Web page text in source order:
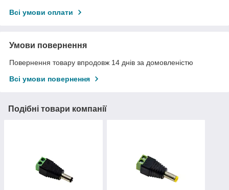
Всі умови оплати
Умови повернення
Повернення товару впродовж 14 днів за домовленістю
Всі умови повернення
Подібні товари компанії